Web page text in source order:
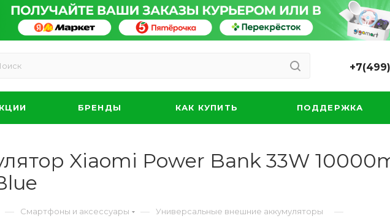
БРЕНДЫ КАК КУПИТЬ ПОДДЕРЖКА
Xiaomi Power Bank 33W
— Смартфоны и аксессуары — Универсальные внешние аккумуляторы —